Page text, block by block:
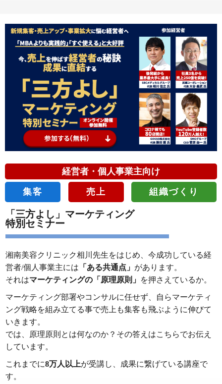
経営者・個人事業主向け
集客 売上 組織づくり
「三方よし」マーケティング
特別セミナー
湘南美容クリニック相川先生をはじめ、今成功している経
営者/個人事業主には 「ある共通点」 があります。
それはマーケティングの「原理原則」 を押さえているか。
マーケティング部署やコンサルに任せず、自らマーケティ
ング戦略を組み立てる事で売上も集客も飛ぶように伸びて
いきます。
では、原理原則とは何なのか？その答えはこちらでお伝え
しています。
これまでに8万人以上が受講し、成果に繋げている講座で
す。